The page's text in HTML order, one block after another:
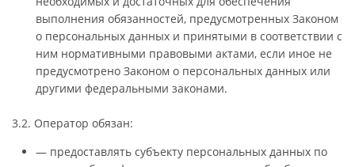
выполнения обязанностей, предусмотренных Законом
о персональных данных и принятыми в соответствии с
ним нормативными правовыми актами, если иное не
предусмотрено Законом о персональных данных или
другими федеральными законами.
3.2. Оператор обязан:
— предоставлять субъекту персональных данных по